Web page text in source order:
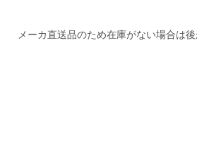
メーカ直送品のため在庫がない場合は